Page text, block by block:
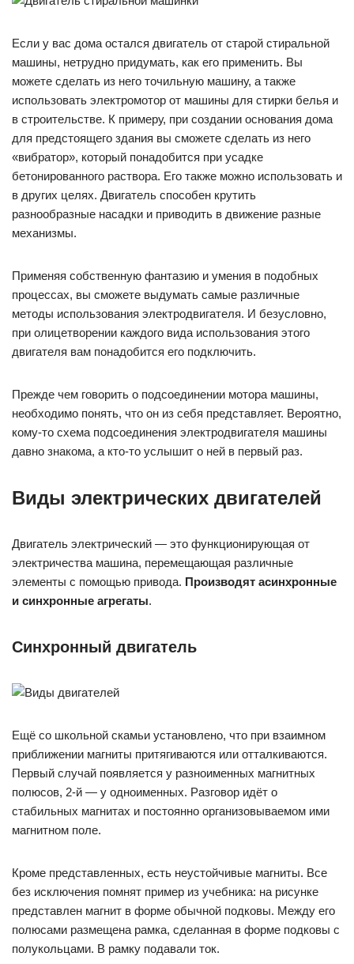
Если у вас дома остался двигатель от старой стиральной
машины, нетрудно придумать, как его применить. Вы
можете сделать из него точильную машину, а также
использовать электромотор от машины для стирки белья и
в строительстве. К примеру, при создании основания дома
для предстоящего здания вы сможете сделать из него
«вибратор», который понадобится при усадке
бетонированного раствора. Его также можно использовать и
в других целях. Двигатель способен крутить
разнообразные насадки и приводить в движение разные
механизмы.
Применяя собственную фантазию и умения в подобных
процессах, вы сможете выдумать самые различные
методы использования электродвигателя. И безусловно,
при олицетворении каждого вида использования этого
двигателя вам понадобится его подключить.
Прежде чем говорить о подсоединении мотора машины,
необходимо понять, что он из себя представляет. Вероятно,
кому-то схема подсоединения электродвигателя машины
давно знакома, а кто-то услышит о ней в первый раз.
Виды электрических двигателей
Двигатель электрический — это функционирующая от
электричества машина, перемещающая различные
элементы с помощью привода. Производят асинхронные
и синхронные агрегаты.
Синхронный двигатель
Ещё со школьной скамьи установлено, что при взаимном
приближении магниты притягиваются или отталкиваются.
Первый случай появляется у разноименных магнитных
полюсов, 2-й — у одноименных. Разговор идёт о
стабильных магнитах и постоянно организовываемом ими
магнитном поле.
Кроме представленных, есть неустойчивые магниты. Все
без исключения помнят пример из учебника: на рисунке
представлен магнит в форме обычной подковы. Между его
полюсами размещена рамка, сделанная в форме подковы с
полукольцами. В рамку подавали ток.